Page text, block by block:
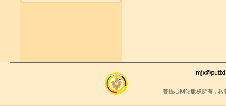
菩提心网站版权所有，